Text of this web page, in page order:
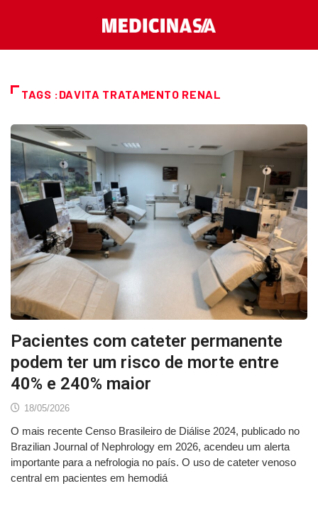
TAGS :DAVITA TRATAMENTO RENAL
Pacientes com cateter permanente
podem ter um risco de morte entre
40% e 240% maior
18/05/2026
O mais recente Censo Brasileiro de Diálise 2024, publicado no
Brazilian Journal of Nephrology em 2026, acendeu um alerta
importante para a nefrologia no país. O uso de cateter venoso
central em pacientes em hemodiá